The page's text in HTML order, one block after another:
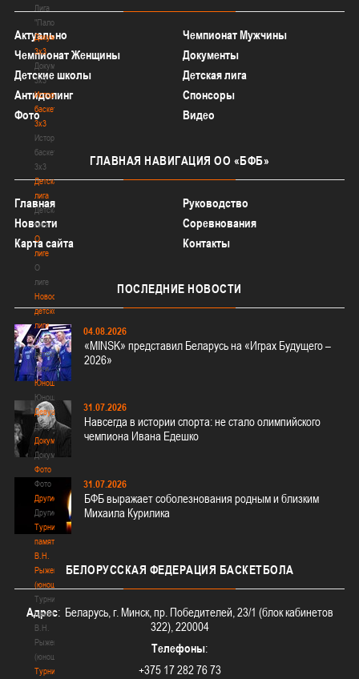
Лига
"Палова"
Документы
3х3
Документы
3х3
История
баскетбола
3х3
История
баскетбола
3х3
Детская
лига
Детская
лига
О
лиге
О
лиге
Новости
детской
лиги
Новости
детской
лиги
Юноши
Юноши
Девушки
Девушки
Документы
Документы
Фото
Фото
Другие
Другие
Турнир
памяти
В.Н.
Рыженкова
(юноши)
Турнир
памяти
В.Н.
Рыженкова
(юноши)
Турнир
Актуально
Чемпионат Мужчины
Чемпионат Женщины
Документы
Детские школы
Детская лига
Антидопинг
Спонсоры
Фото
Видео
ГЛАВНАЯ НАВИГАЦИЯ ОО «БФБ»
Главная
Руководство
Новости
Соревнования
Карта сайта
Контакты
ПОСЛЕДНИЕ НОВОСТИ
04.08.2026
«MINSK» представил Беларусь на «Играх Будущего –
2026»
31.07.2026
Навсегда в истории спорта: не стало олимпийского
чемпиона Ивана Едешко
31.07.2026
БФБ выражает соболезнования родным и близким
Михаила Курилика
БЕЛОРУССКАЯ ФЕДЕРАЦИЯ БАСКЕТБОЛА
Адрес: Беларусь, г. Минск, пр. Победителей, 23/1 (блок кабинетов
322), 220004
Телефоны:
+375 17 282 76 73